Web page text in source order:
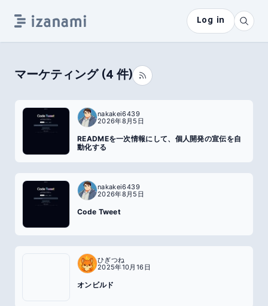
Log in
マーケティング(4 件)
nakakei6439
2026年8月5日
READMEを一次情報にして、個人開発の宣伝を自
動化する
nakakei6439
2026年8月5日
Code Tweet
ひぎつね
2025年10月16日
オンビルド